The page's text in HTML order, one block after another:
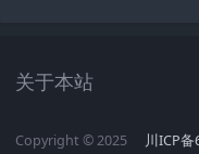
关于本站
Copyright © 2025 川ICP